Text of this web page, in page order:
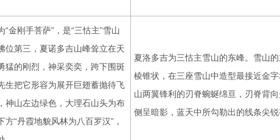
金刚手菩萨”，是“三怙主”雪山
位第三，夏诺多吉山峰耸立在天
猛的刚烈，神采奕奕，跨下围斑
生把它形容为展开巨翅蓄抛待飞
神山左边绿色，大理石山头为布
“丹霞地貌风林为八百罗汉”，
夏洛多吉为三怙主雪山的东峰。雪山
棱锥状，在三座雪山中造型最接近金
山两翼锋利的刃脊蜿蜒绵亘，刃脊背
侧呈暗影，蓝天中所勾勒出的线条尖锐